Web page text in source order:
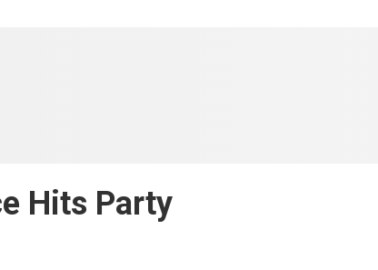
Hits Party